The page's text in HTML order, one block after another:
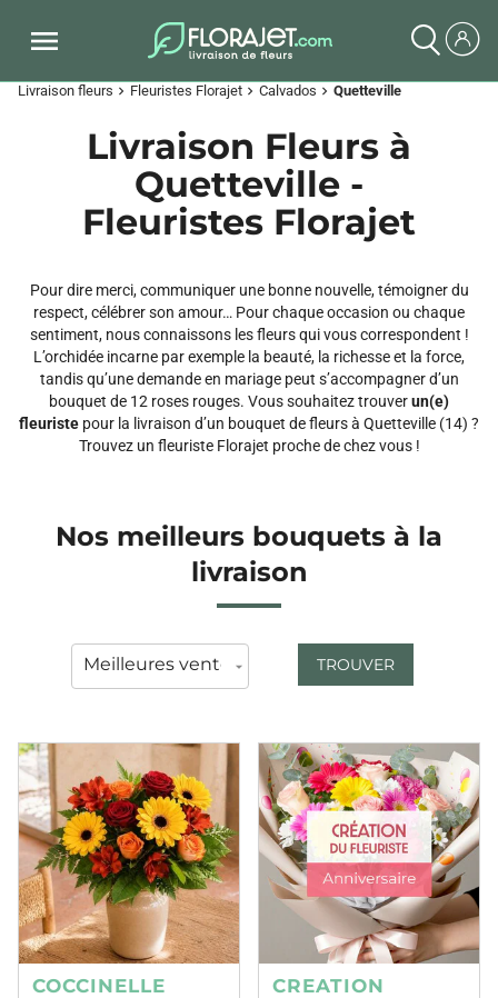
Livraison fleurs chevron_right Fleuristes Florajet chevron_right Calvados chevron_right Quetteville
Livraison Fleurs à
Quetteville -
Fleuristes Florajet
Pour dire merci, communiquer une bonne nouvelle, témoigner du
respect, célébrer son amour… Pour chaque occasion ou chaque
sentiment, nous connaissons les fleurs qui vous correspondent !
L’orchidée incarne par exemple la beauté, la richesse et la force,
tandis qu’une demande en mariage peut s’accompagner d’un
bouquet de 12 roses rouges. Vous souhaitez trouverun(e)
fleuriste pour la livraison d’un bouquet de fleurs à Quetteville (14) ?
Trouvez un fleuriste Florajet proche de chez vous !
Nos meilleurs bouquets à la
livraison
TROUVER
COCCINELLE
CREATION